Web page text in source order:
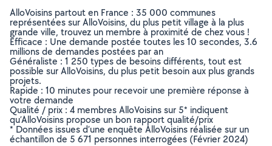
AlloVoisins partout en France : 35 000 communes
représentées sur AlloVoisins, du plus petit village à la plus
grande ville, trouvez un membre à proximité de chez vous !
Efficace : Une demande postée toutes les 10 secondes, 3.6
millions de demandes postées par an
Généraliste : 1 250 types de besoins différents, tout est
possible sur AlloVoisins, du plus petit besoin aux plus grands
projets.
Rapide : 10 minutes pour recevoir une première réponse à
votre demande
Qualité / prix : 4 membres AlloVoisins sur 5* indiquent
qu’AlloVoisins propose un bon rapport qualité/prix
* Données issues d’une enquête AlloVoisins réalisée sur un
échantillon de 5 671 personnes interrogées (Février 2024)